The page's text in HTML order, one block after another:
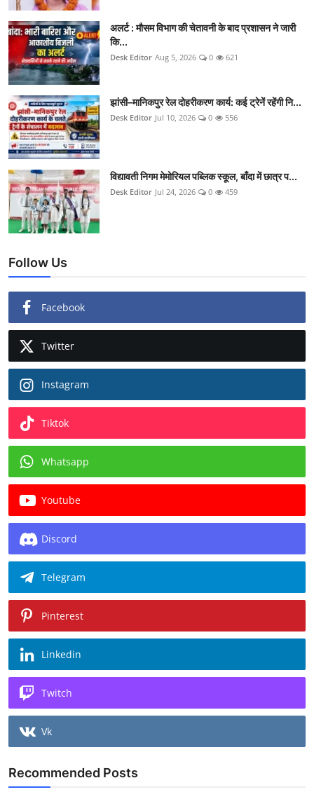
अलर्ट : मौसम विभाग की चेतावनी के बाद प्रशासन ने जारी
कि...
Desk Editor Aug 5, 2026 0 621
झांसी–मानिकपुर रेल दोहरीकरण कार्य: कई ट्रेनें रहेंगी नि...
Desk Editor Jul 10, 2026 0 556
विद्यावती निगम मेमोरियल पब्लिक स्कूल, बाँदा में छात्र प...
Desk Editor Jul 24, 2026 0 459
Follow Us
Facebook
Twitter
Instagram
Tiktok
Whatsapp
Youtube
Discord
Telegram
Pinterest
Linkedin
Twitch
Vk
Recommended Posts